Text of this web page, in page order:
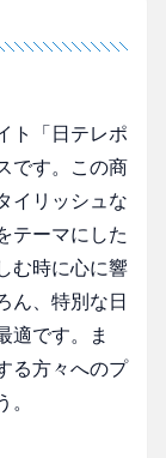
ト「日テレポ
です。この商
イリッシュな
テーマにした
む時に心に響
ん、特別な日
適です。ま
る方々へのプ